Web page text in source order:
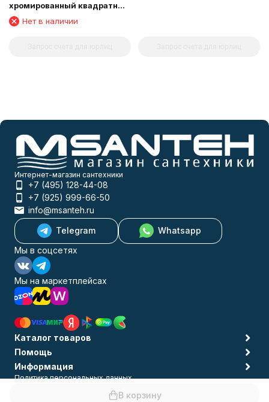
В корзину
хромированный квадратный
напольный малый 11327A
Нет в наличии
Интернет-магазин сантехники
+7 (495) 128-44-08
+7 (925) 999-66-50
info@msanteh.ru
Telegram
Whatsapp
Мы в соцсетях
Мы на маркетплейсах
Каталог товаров
Помощь
Информация
Политика персональных данных